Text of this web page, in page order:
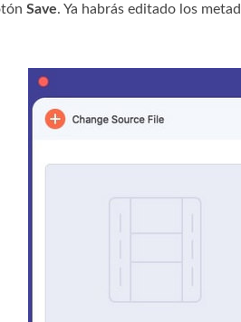
Save. Ya habrás editado los